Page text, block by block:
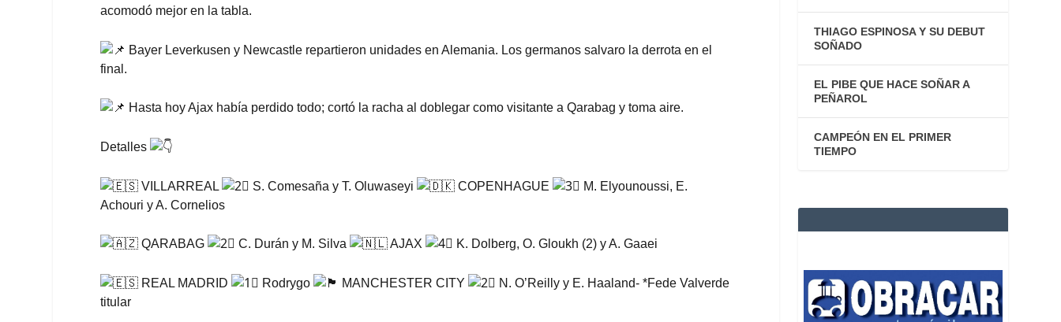
acomodó mejor en la tabla.
Bayer Leverkusen y Newcastle repartieron unidades en Alemania. Los germanos salvaro la derrota en el
final.
Hasta hoy Ajax había perdido todo; cortó la racha al doblegar como visitante a Qarabag y toma aire.
Detalles
VILLARREAL S. Comesaña y T. Oluwaseyi COPENHAGUE
M. Elyounoussi, E.
Achouri y A. Cornelios
QARABAG C. Durán y M. Silva AJAX K. Dolberg, O. Gloukh (2) y A. Gaaei
REAL MADRID Rodrygo MANCHESTER CITY
N. O’Reilly y E. Haaland- *Fede Valverde
titular
THIAGO ESPINOSA Y SU DEBUT
SOÑADO
EL PIBE QUE HACE SOÑAR A
PEÑAROL
CAMPEÓN EN EL PRIMER
TIEMPO